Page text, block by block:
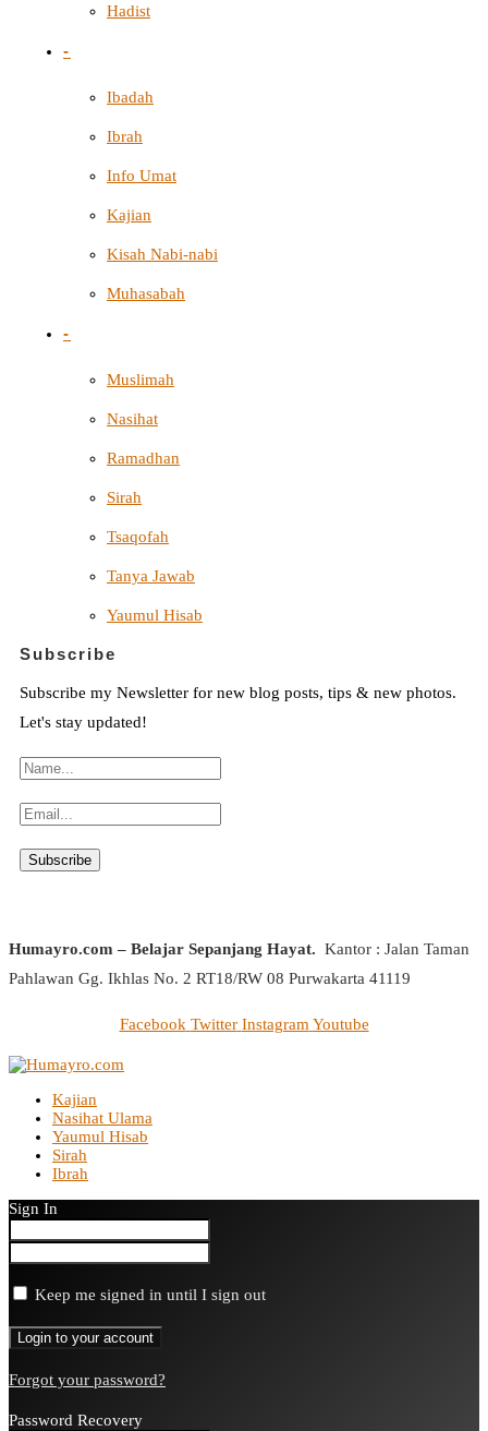
Hadist
-
Ibadah
Ibrah
Info Umat
Kajian
Kisah Nabi-nabi
Muhasabah
-
Muslimah
Nasihat
Ramadhan
Sirah
Tsaqofah
Tanya Jawab
Yaumul Hisab
Subscribe
Subscribe my Newsletter for new blog posts, tips & new photos.
Let's stay updated!
Humayro.com – Belajar Sepanjang Hayat. Kantor : Jalan Taman
Pahlawan Gg. Ikhlas No. 2 RT18/RW 08 Purwakarta 41119
Facebook Twitter Instagram Youtube
Kajian
Nasihat Ulama
Yaumul Hisab
Sirah
Ibrah
Sign In
Keep me signed in until I sign out
Forgot your password?
Password Recovery